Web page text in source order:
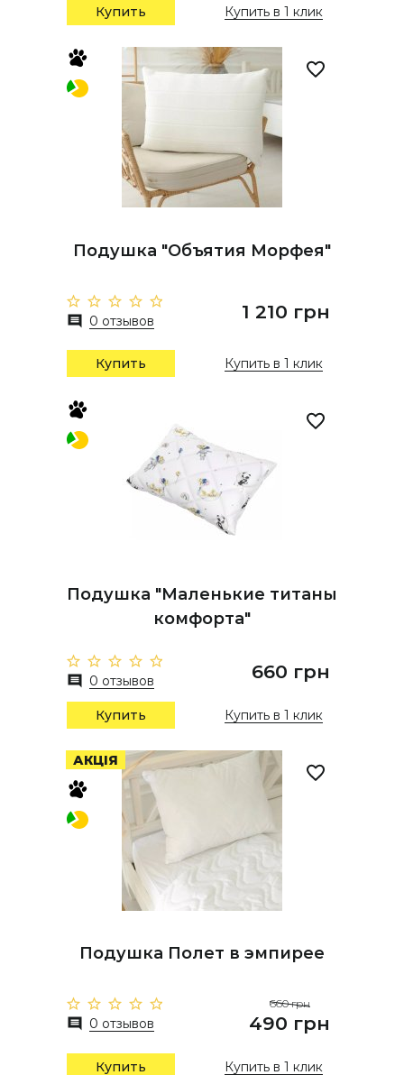
Купить Купить в 1 клик
Подушка "Объятия Морфея"
0 отзывов 1 210 грн
Купить Купить в 1 клик
Подушка "Маленькие титаны
комфорта"
0 отзывов 660 грн
Купить Купить в 1 клик
АКЦІЯ
Подушка Полет в эмпирее
0 отзывов
660 грн
490 грн
Купить Купить в 1 клик